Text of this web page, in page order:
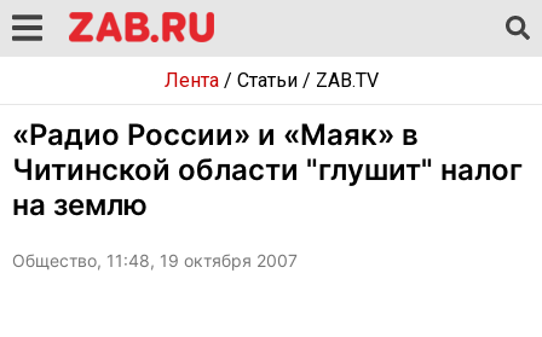
Лента/ Статьи/ ZAB.TV
«Радио России» и «Маяк» в
Читинской области "глушит" налог
на землю
Общество, 11:48, 19 октября 2007